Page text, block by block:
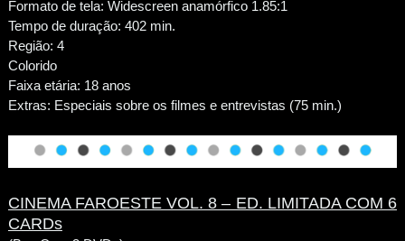
Formato de tela: Widescreen anamórfico 1.85:1
Tempo de duração: 402 min.
Região: 4
Colorido
Faixa etária: 18 anos
Extras: Especiais sobre os filmes e entrevistas (75 min.)
CINEMA FAROESTE VOL. 8 – ED. LIMITADA COM 6
CARDs